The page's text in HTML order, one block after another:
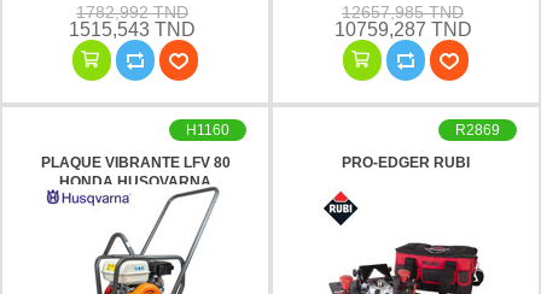
1782,992 TND
1515,543 TND
12657,985 TND
10759,287 TND
PLAQUE VIBRANTE LFV 80
HONDA HUSQVARNA
H1160
PRO-EDGER RUBI
R2869